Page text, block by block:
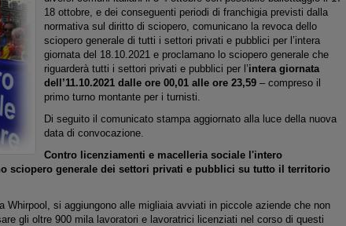
18 ottobre, e dei conseguenti periodi di franchigia previsti dalla
normativa sul diritto di sciopero, comunicano la revoca dello
sciopero generale di tutti i settori privati e pubblici per l’intera
giornata del 18.10.2021 e proclamano lo sciopero generale che
riguarderà tutti i settori privati e pubblici per l’intera giornata
dell’11.10.2021 dalle ore 00,01 alle ore 23,59– compreso il
primo turno montante per i turnisti.
Di seguito il comunicato stampa aggiornato alla luce della nuova
data di convocazione.
Contro licenziamenti e macelleria sociale l'intero
sciopero generale dei settori privati e pubblici su tutto il territorio
Whirpool, si aggiungono alle migliaia avviati in piccole aziende che non
gli oltre 900 mila lavoratori e lavoratrici licenziati nel corso di questi